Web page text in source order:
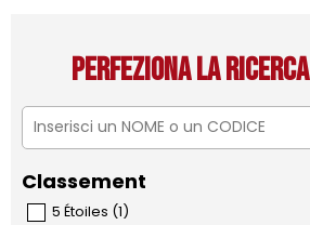
Perfeziona la ricerca
Classement
5 Étoiles (1)